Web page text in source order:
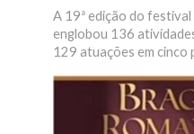
em Braga
A 19ª edição do festival
englobou 136
129 atuações em cinco
um mercado com uma
mercadores, incluindo
escolas e agentes